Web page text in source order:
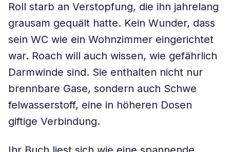
Roll starb an Verstopfung, die ihn jahrelang
grausam gequält hatte. Kein Wunder, dass
sein WC wie ein Wohnzimmer eingerichtet
war. Roach will auch wissen, wie gefährlich
Darmwinde sind. Sie enthalten nicht nur
brennbare Gase, sondern auch Schwe
felwasserstoff, eine in höheren Dosen
giftige Verbindung.